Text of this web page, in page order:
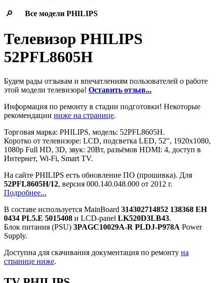
🔎 Все модели PHILIPS
Телевизор PHILIPS
52PFL8605H
Будем рады отзывам и впечатлениям пользователей о работе
этой модели телевизора! Оставить отзыв...
Информация по ремонту в стадии подготовки! Некоторые
рекомендации ниже на странице.
Торговая марка: PHILIPS, модель: 52PFL8605H.
Коротко от телевизоре: LCD, подсветка LED, 52", 1920x1080,
1080p Full HD, 3D, звук: 20Вт, разъёмов HDMI: 4, доступ в
Интернет, Wi-Fi, Smart TV.
На сайте PHILIPS есть обновление ПО (прошивка). Для
52PFL8605H/12, версия 000.140.048.000 от 2012 г.
Подробнее...
В составе используется MainBoard 314302714852 138368 EH
0434 PL5.E 5015408 и LCD-panel LK520D3LB43.
Блок питания (PSU) 3PAGC10029A-R PLDJ-P978A Power
Supply.
Доступна для скачивания документация по ремонту на
странице ниже.